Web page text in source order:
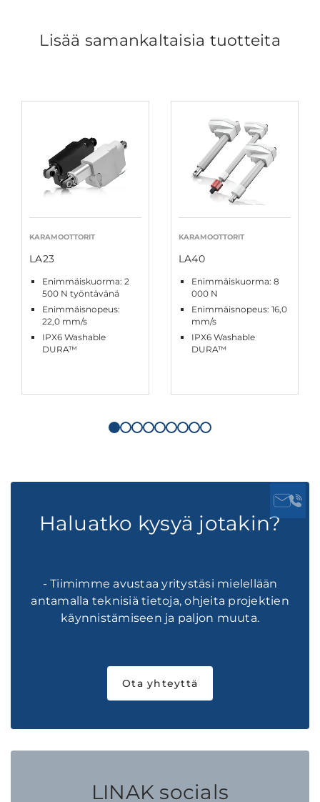
Lisää samankaltaisia tuotteita
KARAMOOTTORIT
LA23
Enimmäiskuorma: 2
500 N työntävänä
Enimmäisnopeus:
22,0 mm/s
IPX6 Washable
DURA™
KARAMOOTTORIT
LA40
Enimmäiskuorma: 8
000 N
Enimmäisnopeus: 16,0
mm/s
IPX6 Washable
DURA™
Haluatko kysyä jotakin?
- Tiimimme avustaa yritystäsi mielellään
antamalla teknisiä tietoja, ohjeita projektien
käynnistämiseen ja paljon muuta.
Ota yhteyttä
LINAK socials